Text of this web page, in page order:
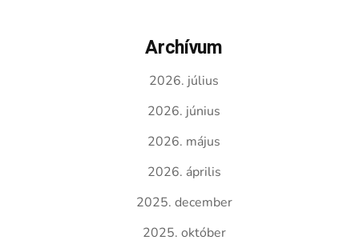
Archívum
2026. július
2026. június
2026. május
2026. április
2025. december
2025. október